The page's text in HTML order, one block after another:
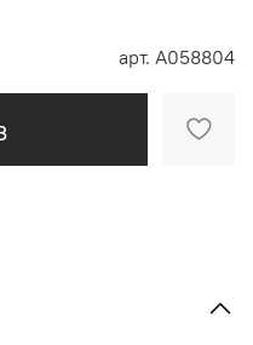
арт. A058804